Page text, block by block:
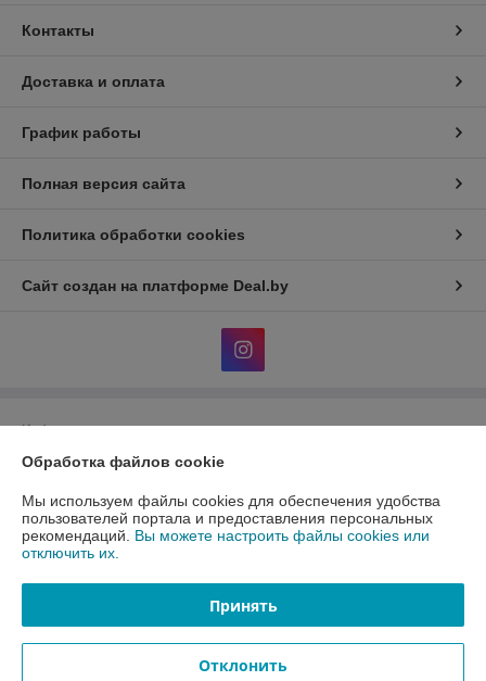
Контакты
Доставка и оплата
График работы
Полная версия сайта
Политика обработки cookies
Сайт создан на платформе Deal.by
Информация для покупателя
Юридическое лицо:Общество с ограниченной ответственность
223017 Минский р-н, а.г.Гатово, ул.Металлургическая, 10А, пом.1-26
Регистрационный номер ЕГР: 691538171
Регистрационный орган: Минский райисполком
Местонахождение книги жалоб и предложений: 223017 Минский р-н,
Обработка файлов cookie
Мы используем файлы cookies для обеспечения удобства
пользователей портала и предоставления персональных
рекомендаций. Вы можете настроить файлы cookies или
отключить их.
Принять
Отклонить